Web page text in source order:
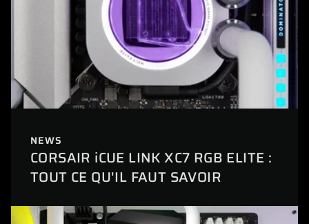
NEWS
CORSAIR iCUE LINK XC7 RGB ELITE :
TOUT CE QU'IL FAUT SAVOIR